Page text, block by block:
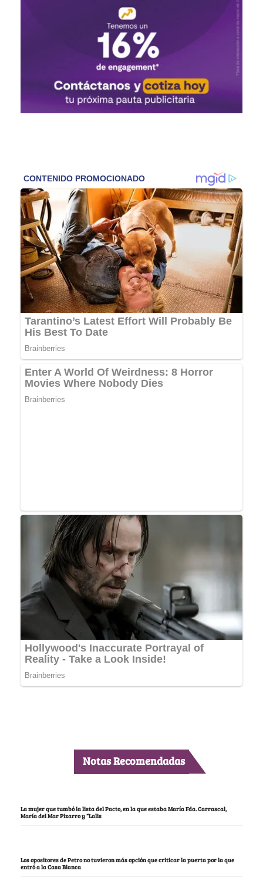
Notas Recomendadas
La mujer que tumbó la lista del Pacto, en la que estaba María Fda. Carrascal,
María del Mar Pizarro y “Lalis
Los opositores de Petro no tuvieron más opción que criticar la puerta por la que
entró a la Casa Blanca